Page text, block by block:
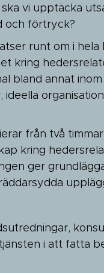
vi upptäcka
och förtryck?
runt om i
kring
bland annat
från två
kring
ger
i att fatta